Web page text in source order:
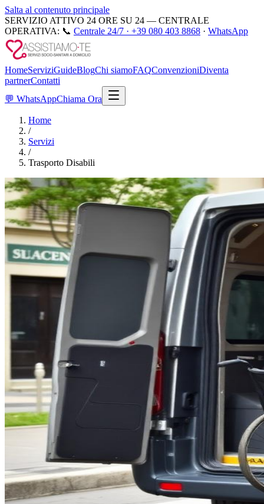
Salta al contenuto principale
SERVIZIO ATTIVO 24 ORE SU 24 — CENTRALE
OPERATIVA: 📞 Centrale 24/7 · +39 080 403 8868 · WhatsApp
HomeServiziGuideBlogChi siamoFAQConvenzioniDiventa
partnerContatti
💬 WhatsAppChiama Ora
Home
/
Servizi
/
Trasporto Disabili